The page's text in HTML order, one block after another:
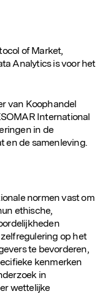
of Market,
Analytics is voor het
van Koophandel
International
in de
en de samenleving.
normen vast om
ethische,
op het
te bevorderen,
kenmerken
in
wettelijke